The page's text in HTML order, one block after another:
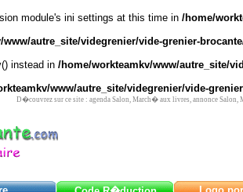
module's ini settings at this time in /home/
www/autre_site/videgrenier/vide-grenier-
instead in /home/workteamkv/www/autre_site/
www/autre_site/videgrenier/vide-
D�couvrez sur ce site : agenda Salon, March� aux livres, annonce